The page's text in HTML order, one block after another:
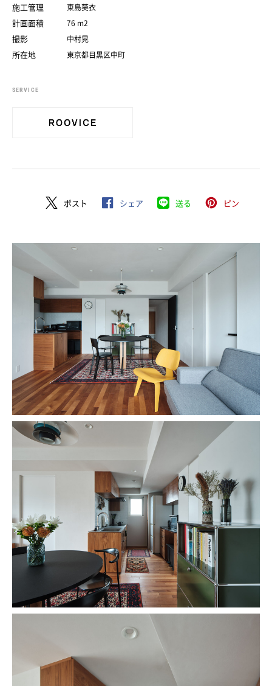
施工管理 東島葵衣
計画面積 76 m2
撮影 中村晃
所在地 東京都目黒区中町
SERVICE
ポスト シェア 送る ピン